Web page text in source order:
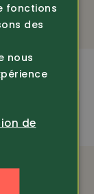
fonctions
des
nous
de